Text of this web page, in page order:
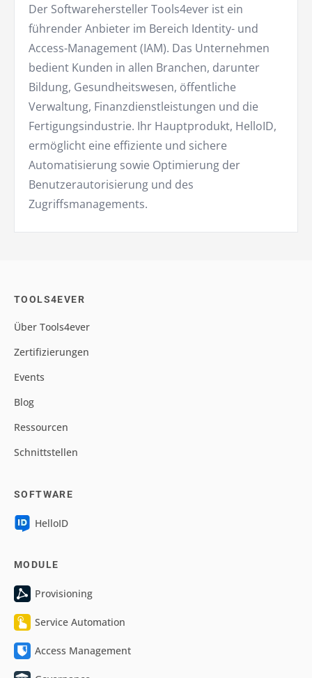
Der Softwarehersteller Tools4ever ist ein
führender Anbieter im Bereich Identity- und
Access-Management (IAM). Das Unternehmen
bedient Kunden in allen Branchen, darunter
Bildung, Gesundheitswesen, öffentliche
Verwaltung, Finanzdienstleistungen und die
Fertigungsindustrie. Ihr Hauptprodukt, HelloID,
ermöglicht eine effiziente und sichere
Automatisierung sowie Optimierung der
Benutzerautorisierung und des
Zugriffsmanagements.
TOOLS4EVER
Über Tools4ever
Zertifizierungen
Events
Blog
Ressourcen
Schnittstellen
SOFTWARE
HelloID
MODULE
Provisioning
Service Automation
Access Management